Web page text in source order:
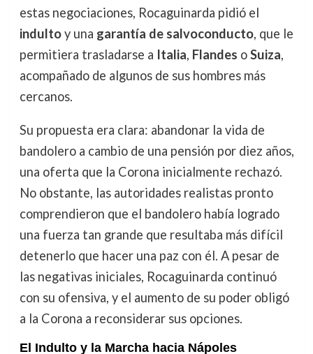
estas negociaciones, Rocaguinarda pidió el
indultoy una garantía de salvoconducto, que le
permitiera trasladarse a Italia, Flandes oSuiza,
acompañado de algunos de sus hombres más
cercanos.
Su propuesta era clara: abandonar la vida de
bandolero a cambio de una pensión por diez años,
una oferta que la Corona inicialmente rechazó.
No obstante, las autoridades realistas pronto
comprendieron que el bandolero había logrado
una fuerza tan grande que resultaba más difícil
detenerlo que hacer una paz con él. A pesar de
las negativas iniciales, Rocaguinarda continuó
con su ofensiva, y el aumento de su poder obligó
a la Corona a reconsiderar sus opciones.
El Indulto y la Marcha hacia Nápoles